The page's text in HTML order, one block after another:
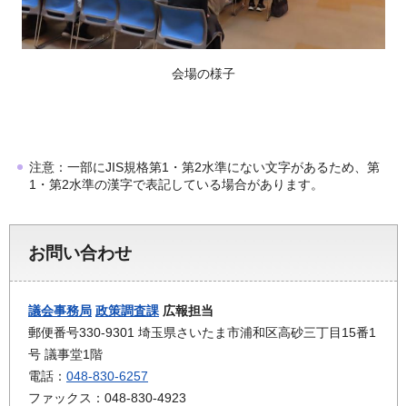
会場の様子
注意：一部にJIS規格第1・第2水準にない文字があるため、第
1・第2水準の漢字で表記している場合があります。
お問い合わせ
議会事務局 政策調査課 広報担当
郵便番号330-9301 埼玉県さいたま市浦和区高砂三丁目15番1
号 議事堂1階
電話： 048-830-6257
ファックス：048-830-4923